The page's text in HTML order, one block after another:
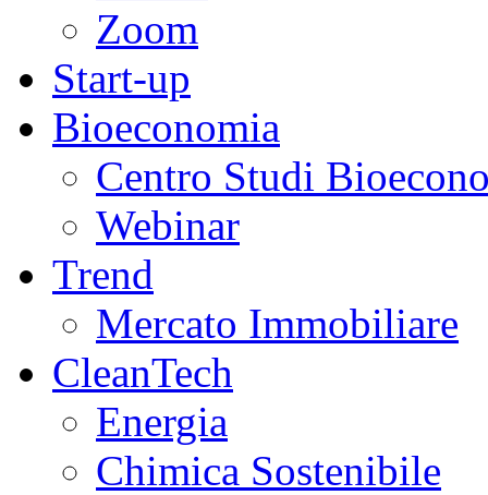
Zoom
Start-up
Bioeconomia
Centro Studi
Webinar
Trend
Mercato Immobiliare
CleanTech
Energia
Chimica Sostenibile